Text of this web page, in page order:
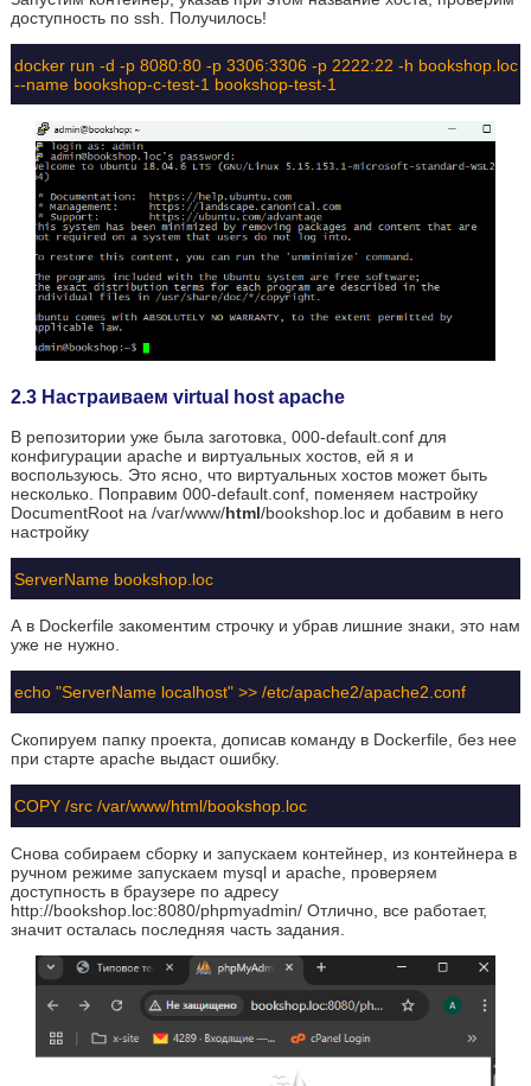
доступность по ssh. Получилось!
docker run -d -p 8080:80 -p 3306:3306 -p 2222:22 -h bookshop.loc
--name bookshop-c-test-1 bookshop-test-1
2.3 Настраиваем virtual host apache
В репозитории уже была заготовка, 000-default.conf для
конфигурации apache и виртуальных хостов, ей я и
воспользуюсь. Это ясно, что виртуальных хостов может быть
несколько. Поправим 000-default.conf, поменяем настройку
DocumentRoot на /var/www/html/bookshop.loc и добавим в него
настройку
ServerName bookshop.loc
А в Dockerfile закоментим строчку и убрав лишние знаки, это нам
уже не нужно.
echo "ServerName localhost" >> /etc/apache2/apache2.conf
Скопируем папку проекта, дописав команду в Dockerfile, без нее
при старте apache выдаст ошибку.
COPY /src /var/www/html/bookshop.loc
Снова собираем сборку и запускаем контейнер, из контейнера в
ручном режиме запускаем mysql и apache, проверяем
доступность в браузере по адресу
http://bookshop.loc:8080/phpmyadmin/ Отлично, все работает,
значит осталась последняя часть задания.